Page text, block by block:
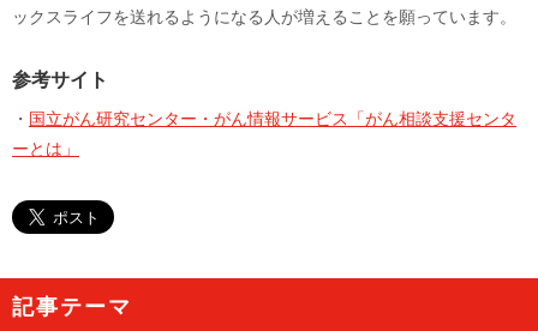
ックスライフを送れるようになる人が増えることを願っています。
参考サイト
・ 国立がん研究センター・がん情報サービス「がん相談支援センタ
ーとは」
記事テーマ